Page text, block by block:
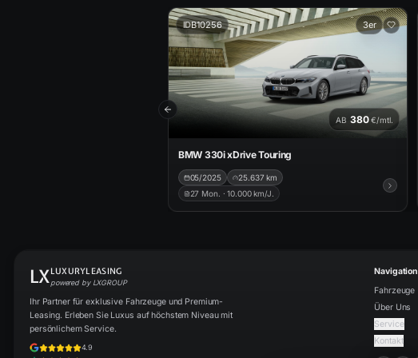
IDB10256 3er
AB380€/mtl.
BMW 330i xDrive Touring
05/2025 25.637km
27 Mon. ·10.000km/J.
Previous slide
LXLUXURYLEASING
powered by LXGROUP
Ihr Partner für exklusive Fahrzeuge und Premium-
Leasing. Erleben Sie Luxus auf höchstem Niveau mit
persönlichem Service.
4.9
Navigation
Fahrzeuge
Über Uns
Service
Kontakt